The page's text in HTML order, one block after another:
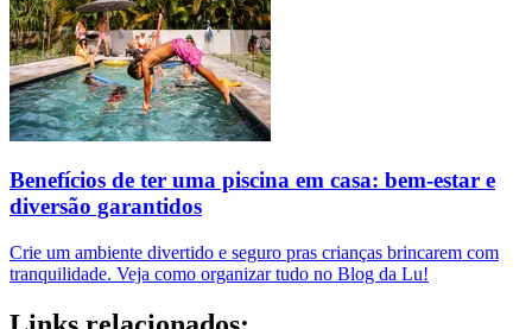
Benefícios de ter uma piscina em casa: bem-estar e
diversão garantidos
Crie um ambiente divertido e seguro pras crianças brincarem com
tranquilidade. Veja como organizar tudo no Blog da Lu!